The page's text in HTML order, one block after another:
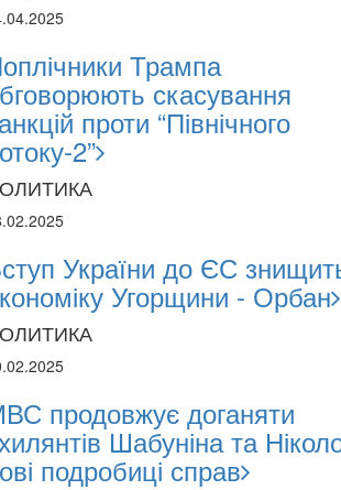
лякає громадян
мобілізації поліціянтів на
Трампа
скасування
проти “Північного
2”
України до ЄС
Угорщини - Орбан
продовжує доганяти
Шабуніна та
подробиці справ